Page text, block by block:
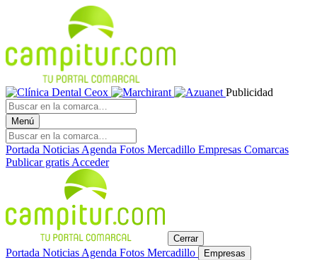
Publicidad
Menú
Portada Noticias Agenda Fotos Mercadillo Empresas Comarcas
Publicar gratis Acceder
Cerrar
Portada Noticias Agenda Fotos Mercadillo Empresas